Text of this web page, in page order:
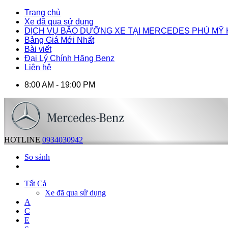
Trang chủ
Xe đã qua sử dụng
DỊCH VỤ BÃO DƯỠNG XE TẠI MERCEDES PHÚ MỸ
Bảng Giá Mới Nhất
Bài viết
Đại Lý Chính Hãng Benz
Liên hệ
8:00 AM - 19:00 PM
HOTLINE 0934030942
So sánh
Tất Cả
Xe đã qua sử dụng
A
C
E